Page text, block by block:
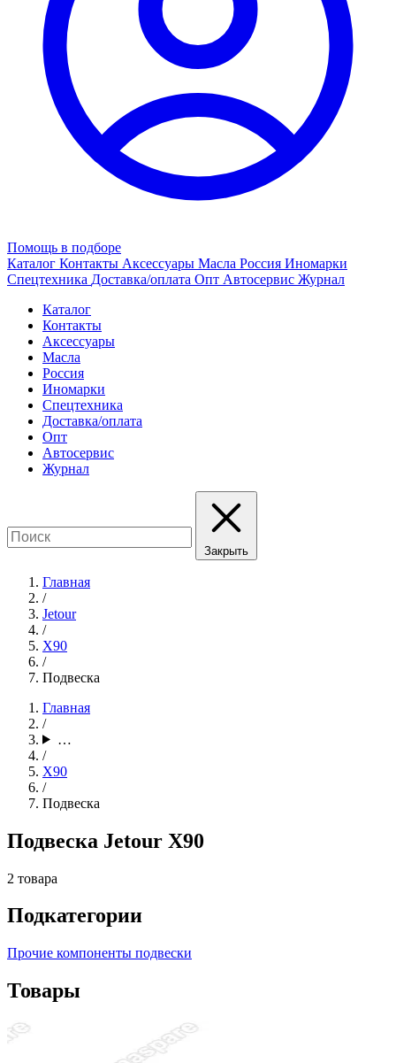
Помощь в подборе
Каталог Контакты Аксессуары Масла Россия Иномарки
Спецтехника Доставка/оплата Опт Автосервис Журнал
Каталог
Контакты
Аксессуары
Масла
Россия
Иномарки
Спецтехника
Доставка/оплата
Опт
Автосервис
Журнал
Закрыть
Главная
/
Jetour
/
X90
/
Подвеска
Главная
/
…
/
X90
/
Подвеска
Подвеска Jetour X90
2 товара
Подкатегории
Прочие компоненты подвески
Товары